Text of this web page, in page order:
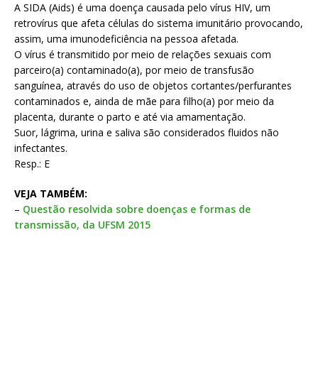
A SIDA (Aids) é uma doença causada pelo vírus HIV, um
retrovírus que afeta células do sistema imunitário provocando,
assim, uma imunodeficiência na pessoa afetada.
O vírus é transmitido por meio de relações sexuais com
parceiro(a) contaminado(a), por meio de transfusão
sanguínea, através do uso de objetos cortantes/perfurantes
contaminados e, ainda de mãe para filho(a) por meio da
placenta, durante o parto e até via amamentação.
Suor, lágrima, urina e saliva são considerados fluidos não
infectantes.
Resp.: E
VEJA TAMBÉM:
– Questão resolvida sobre doenças e formas de
transmissão, da UFSM 2015